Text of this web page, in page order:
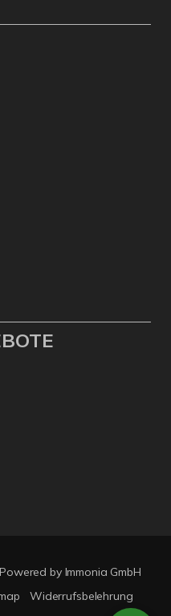
Powered by Immonia GmbH
Widerrufsbelehrung